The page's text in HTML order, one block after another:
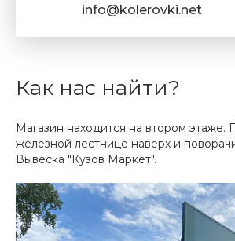
info@kolerovki.net
Как нас найти?
Магазин находится на втором этаже.
железной лестнице наверх и
Вывеска "Кузов Маркет".